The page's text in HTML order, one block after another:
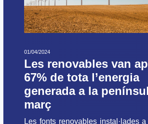
01/04/2024
Les renovables van
67% de tota l’energia
generada a la
març
Les fonts renovables instal·lades